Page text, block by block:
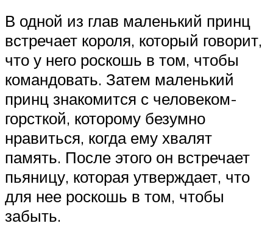
В одной из глав маленький принц
встречает короля, который говорит,
что у него роскошь в том, чтобы
командовать. Затем маленький
принц знакомится с человеком-
горсткой, которому безумно
нравиться, когда ему хвалят
память. После этого он встречает
пьяницу, которая утверждает, что
для нее роскошь в том, чтобы
забыть.